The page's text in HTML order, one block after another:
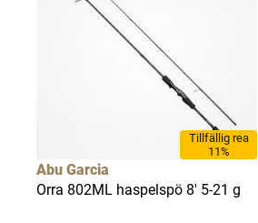
Tillfällig rea
11%
Abu Garcia
Orra 802ML haspelspö 8' 5-21 g